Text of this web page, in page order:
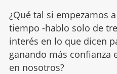
¿Qué tal si empezamos
tiempo -hablo solo de
interés en lo que dicen
ganando más confianza
en nosotros?